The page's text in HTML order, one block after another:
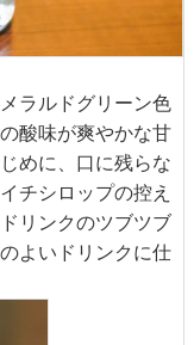
ラルドグリーン色
酸味が爽やかな甘
めに、口に残らな
チシロップの控え
リンクのツブツブ
よいドリンクに仕